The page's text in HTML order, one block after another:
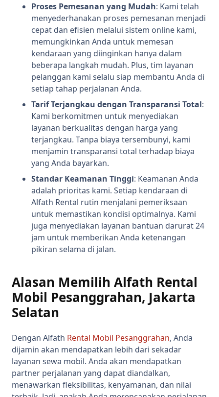
Proses Pemesanan yang Mudah: Kami telah
menyederhanakan proses pemesanan menjadi
cepat dan efisien melalui sistem online kami,
memungkinkan Anda untuk memesan
kendaraan yang diinginkan hanya dalam
beberapa langkah mudah. Plus, tim layanan
pelanggan kami selalu siap membantu Anda di
setiap tahap perjalanan Anda.
Tarif Terjangkau dengan Transparansi Total:
Kami berkomitmen untuk menyediakan
layanan berkualitas dengan harga yang
terjangkau. Tanpa biaya tersembunyi, kami
menjamin transparansi total terhadap biaya
yang Anda bayarkan.
Standar Keamanan Tinggi: Keamanan Anda
adalah prioritas kami. Setiap kendaraan di
Alfath Rental rutin menjalani pemeriksaan
untuk memastikan kondisi optimalnya. Kami
juga menyediakan layanan bantuan darurat 24
jam untuk memberikan Anda ketenangan
pikiran selama di jalan.
Alasan Memilih Alfath Rental
Mobil Pesanggrahan, Jakarta
Selatan
Dengan Alfath Rental Mobil Pesanggrahan, Anda
dijamin akan mendapatkan lebih dari sekadar
layanan sewa mobil. Anda akan mendapatkan
partner perjalanan yang dapat diandalkan,
menawarkan fleksibilitas, kenyamanan, dan nilai